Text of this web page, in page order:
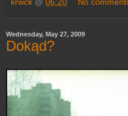
Wednesday, May 27, 2009
Dokąd?